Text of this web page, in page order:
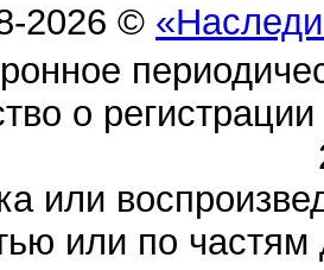
2026 ©
о
или
или по частям